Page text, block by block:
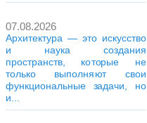
07.08.2026
Архитектура — это искусство
и наука создания
пространств, которые не
только выполняют свои
функциональные задачи, но
и...